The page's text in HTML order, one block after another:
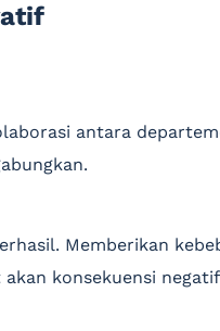
antara
Memberikan
konsekuensi